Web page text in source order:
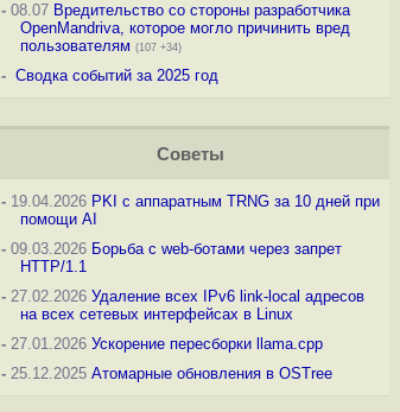
-08.07 Вредительство со стороны разработчика
OpenMandriva, которое могло причинить вред
пользователям (107 +34)
- Сводка событий за 2025 год
Советы
-19.04.2026 PKI с аппаратным TRNG за 10 дней при
помощи AI
-09.03.2026 Борьба с web-ботами через запрет
HTTP/1.1
-27.02.2026 Удаление всех IPv6 link-local адресов
на всех сетевых интерфейсах в Linux
-27.01.2026 Ускорение пересборки llama.cpp
-25.12.2025 Атомарные обновления в OSTree